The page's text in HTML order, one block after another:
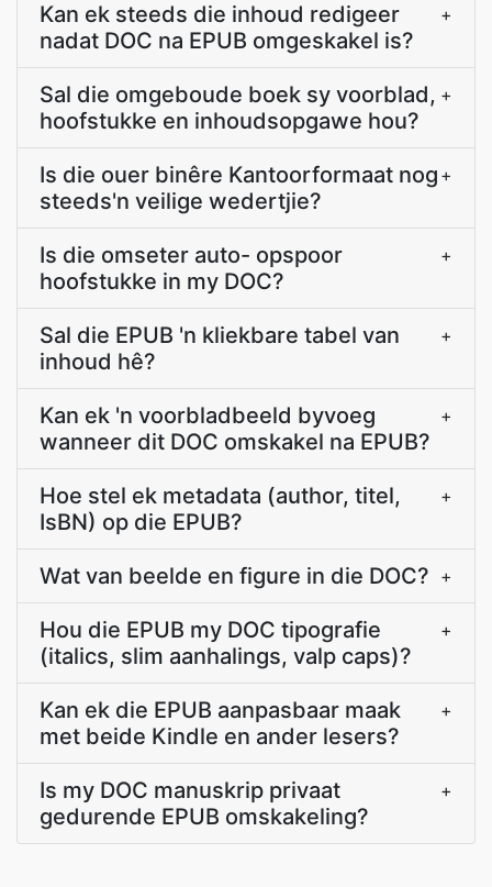
Kan ek steeds die inhoud redigeer
nadat DOC na EPUB omgeskakel is?
+
Sal die omgeboude boek sy voorblad,
hoofstukke en inhoudsopgawe hou?
+
Is die ouer binêre Kantoorformaat nog
steeds'n veilige wedertjie?
+
Is die omseter auto- opspoor
hoofstukke in my DOC?
+
Sal die EPUB 'n kliekbare tabel van
inhoud hê?
+
Kan ek 'n voorbladbeeld byvoeg
wanneer dit DOC omskakel na EPUB?
+
Hoe stel ek metadata (author, titel,
IsBN) op die EPUB?
+
Wat van beelde en figure in die DOC? +
Hou die EPUB my DOC tipografie
(italics, slim aanhalings, valp caps)?
+
Kan ek die EPUB aanpasbaar maak
met beide Kindle en ander lesers?
+
Is my DOC manuskrip privaat
gedurende EPUB omskakeling?
+